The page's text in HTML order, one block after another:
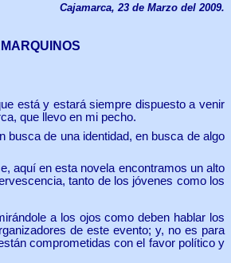
Cajamarca, 23 de Marzo del 2009.
está y estará siempre dispuesto a venir
que llevo en mi pecho.
busca de una identidad, en busca de algo
aquí en esta novela encontramos un alto
tanto de los jóvenes como los
a los ojos como deben hablar los
de este evento; y, no es para
comprometidas con el favor político y